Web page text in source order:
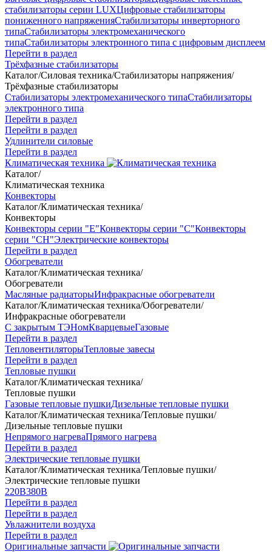
стабилизаторы серии LUXЦифровые стабилизаторы
пониженного напряженияСтабилизаторы инверторного
типаСтабилизаторы электромеханического
типаСтабилизаторы электронного типа с цифровым дисплеем
Перейти в раздел
Трёхфазные стабилизаторы
Каталог/Силовая техника/Стабилизаторы напряжения/
Трёхфазные стабилизаторы
Стабилизаторы электромеханического типаСтабилизаторы
электронного типа
Перейти в раздел
Перейти в раздел
Удлинители силовые
Перейти в раздел
Климатическая техника
Каталог/
Климатическая техника
Конвекторы
Каталог/Климатическая техника/
Конвекторы
Конвекторы серии "Е"Конвекторы серии "С"Конвекторы
серии "СН"Электрические конвекторы
Перейти в раздел
Обогреватели
Каталог/Климатическая техника/
Обогреватели
Масляные радиаторыИнфракрасные обогреватели
Каталог/Климатическая техника/Обогреватели/
Инфракрасные обогреватели
С закрытым ТЭНомКварцевыеГазовые
Перейти в раздел
ТепловентиляторыТепловые завесы
Перейти в раздел
Тепловые пушки
Каталог/Климатическая техника/
Тепловые пушки
Газовые тепловые пушкиДизельные тепловые пушки
Каталог/Климатическая техника/Тепловые пушки/
Дизельные тепловые пушки
Непрямого нагреваПрямого нагрева
Перейти в раздел
Электрические тепловые пушки
Каталог/Климатическая техника/Тепловые пушки/
Электрические тепловые пушки
220В380В
Перейти в раздел
Перейти в раздел
Увлажнители воздуха
Перейти в раздел
Оригинальные запчасти